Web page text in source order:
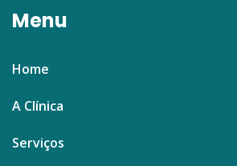
Menu
Home
A Clínica
Serviços